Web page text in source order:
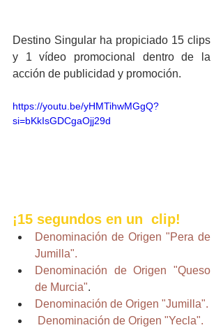
Destino Singular ha propiciado 15 clips
y 1 vídeo promocional dentro de la
acción de publicidad y promoción.
https://youtu.be/yHMTihwMGgQ?
si=bKkIsGDCgaOjj29d
¡15 segundos en un  clip!
Denominación de Origen "Pera de
Jumilla".
Denominación de Origen "Queso
de Murcia".
Denominación de Origen "Jumilla".
Denominación de Origen "Yecla".